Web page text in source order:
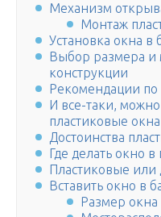
Механизм
Монтаж
Установка окна в
Выбор размера и
конструкции
Рекомендации
И все-таки,
пластиковые окна
Достоинства
Где делать окно в
Пластиковые
Вставить окно в
Размер окна